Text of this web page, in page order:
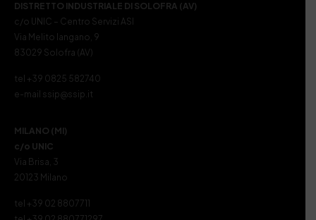
DISTRETTO INDUSTRIALE DI SOLOFRA (AV)
c/o UNIC – Centro Servizi ASI
Via Melito Iangano, 9
83029 Solofra (AV)
tel +39 0825 582740
e-mail ssip@ssip.it
MILANO (MI)
c/o UNIC
Via Brisa, 3
20123 Milano
tel +39 02 8807711